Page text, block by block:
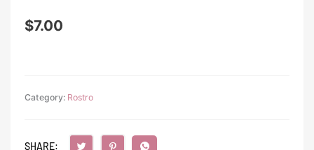
$7.00
Category: Rostro
SHARE: